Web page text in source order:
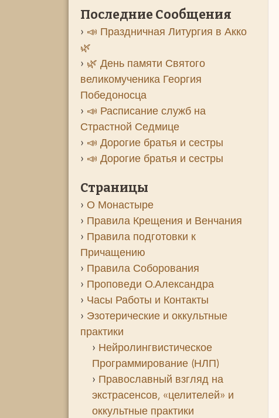
Последние Сообщения
📣 Праздничная Литургия в Акко
🌿
🌿 День памяти Святого
великомученика Георгия
Победоносца
📣 Расписание служб на
Страстной Седмице
📣 Дорогие братья и сестры
📣 Дорогие братья и сестры
Страницы
О Монастыре
Правила Крещения и Венчания
Правила подготовки к
Причащению
Правила Соборования
Проповеди О.Александра
Часы Работы и Контакты
Эзотерические и оккультные
практики
Нейролингвистическое
Программирование (НЛП)
Православный взгляд на
экстрасенсов, «целителей» и
оккультные практики